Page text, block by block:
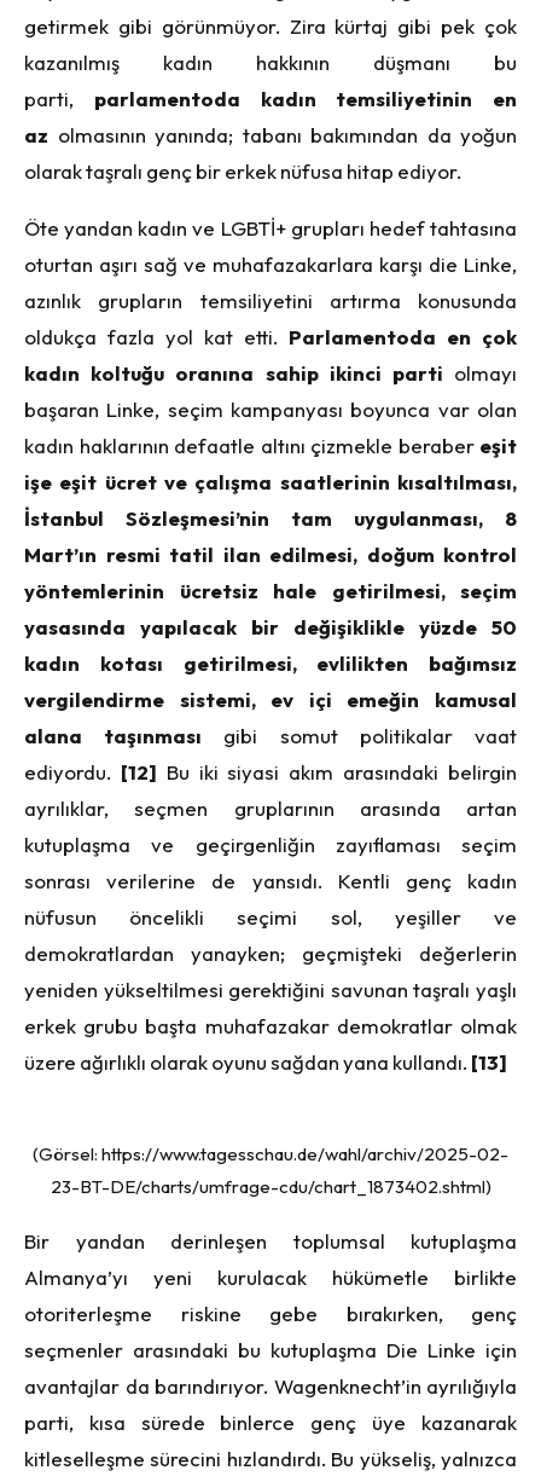
getirmek gibi görünmüyor. Zira kürtaj gibi pek çok
kazanılmış kadın hakkının düşmanı bu
parti, parlamentoda kadın temsiliyetinin en
az olmasının yanında; tabanı bakımından da yoğun
olarak taşralı genç bir erkek nüfusa hitap ediyor.
Öte yandan kadın ve LGBTİ+ grupları hedef tahtasına
oturtan aşırı sağ ve muhafazakarlara karşı die Linke,
azınlık grupların temsiliyetini artırma konusunda
oldukça fazla yol kat etti. Parlamentoda en çok
kadın koltuğu oranına sahip ikinci parti olmayı
başaran Linke, seçim kampanyası boyunca var olan
kadın haklarının defaatle altını çizmekle beraber eşit
işe eşit ücret ve çalışma saatlerinin kısaltılması,
İstanbul Sözleşmesi’nin tam uygulanması, 8
Mart’ın resmi tatil ilan edilmesi, doğum kontrol
yöntemlerinin ücretsiz hale getirilmesi, seçim
yasasında yapılacak bir değişiklikle yüzde 50
kadın kotası getirilmesi, evlilikten bağımsız
vergilendirme sistemi, ev içi emeğin kamusal
alana taşınması gibi somut politikalar vaat
ediyordu. [12] Bu iki siyasi akım arasındaki belirgin
ayrılıklar, seçmen gruplarının arasında artan
kutuplaşma ve geçirgenliğin zayıflaması seçim
sonrası verilerine de yansıdı. Kentli genç kadın
nüfusun öncelikli seçimi sol, yeşiller ve
demokratlardan yanayken; geçmişteki değerlerin
yeniden yükseltilmesi gerektiğini savunan taşralı yaşlı
erkek grubu başta muhafazakar demokratlar olmak
üzere ağırlıklı olarak oyunu sağdan yana kullandı. [13]
(Görsel: https://www.tagesschau.de/wahl/archiv/2025-02-
23-BT-DE/charts/umfrage-cdu/chart_1873402.shtml)
Bir yandan derinleşen toplumsal kutuplaşma
Almanya’yı yeni kurulacak hükümetle birlikte
otoriterleşme riskine gebe bırakırken, genç
seçmenler arasındaki bu kutuplaşma Die Linke için
avantajlar da barındırıyor. Wagenknecht’in ayrılığıyla
parti, kısa sürede binlerce genç üye kazanarak
kitleselleşme sürecini hızlandırdı. Bu yükseliş, yalnızca